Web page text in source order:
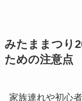
みたままつり
ための注意点
家族連れや初心